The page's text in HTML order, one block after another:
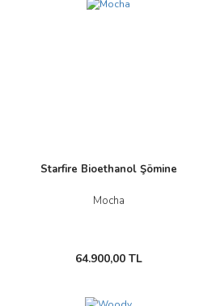
Starfire Bioethanol Şömine
Mocha
64.900,00 TL